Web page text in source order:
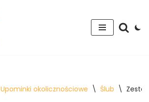
Upominki okolicznościowe \ Ślub \